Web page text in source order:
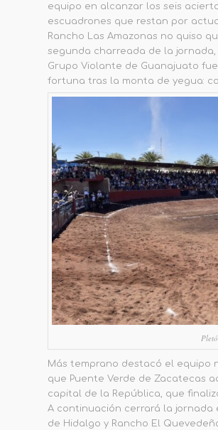
equipo en alcanzar los seis
escuadrones que restan por
Rancho Las Amazonas no quiso
segunda charreada de la
Grupo Violante de Guanajuato
fortuna tras la monta de yegua:
Más temprano destacó el equipo
que Puente Verde de Zacatecas
capital de la República, que
A continuación cerrará la jornada
de Hidalgo y Rancho El